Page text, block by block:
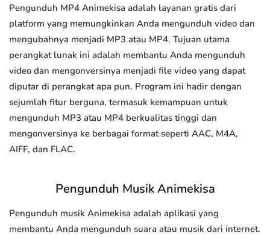
Pengunduh MP4 Animekisa adalah layanan gratis dari
platform yang memungkinkan Anda mengunduh video dan
mengubahnya menjadi MP3 atau MP4. Tujuan utama
perangkat lunak ini adalah membantu Anda mengunduh
video dan mengonversinya menjadi file video yang dapat
diputar di perangkat apa pun. Program ini hadir dengan
sejumlah fitur berguna, termasuk kemampuan untuk
mengunduh MP3 atau MP4 berkualitas tinggi dan
mengonversinya ke berbagai format seperti AAC, M4A,
AIFF, dan FLAC.
Pengunduh Musik Animekisa
Pengunduh musik Animekisa adalah aplikasi yang
membantu Anda mengunduh suara atau musik dari internet.